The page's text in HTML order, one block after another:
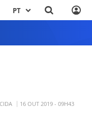
PT
16 OUT 2019 - 09H43